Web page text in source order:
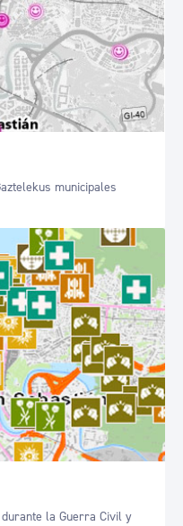
municipales
la Guerra Civil y